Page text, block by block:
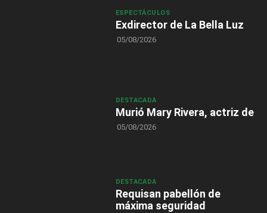
ESPECTÁCULOS
Exdirector de La Bella Luz
05/08/2026
DESTACADA
Murió Mary Rivera, actriz de
05/08/2026
DESTACADA
Requisan pabellón de
máxima seguridad